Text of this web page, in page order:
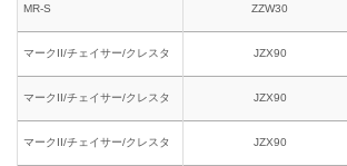
MR-S ZZW30
マークII/チェイサー/クレスタ JZX90
マークII/チェイサー/クレスタ JZX90
マークII/チェイサー/クレスタ JZX90